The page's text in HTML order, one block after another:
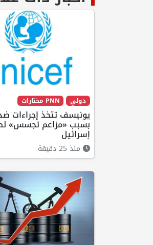
دولي PNN مختارات
يونيسف تتخذ إجراءات
بسبب «مزاعم تجسس»
إسرائيل
منذ 25 دقيقة